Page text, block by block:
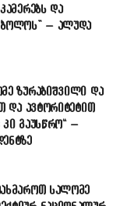
და
ბოლოს” – ალუდა
ზურაბიშვილი და
და ავტორიტეტით
გაუსწრო“ –
სალომე